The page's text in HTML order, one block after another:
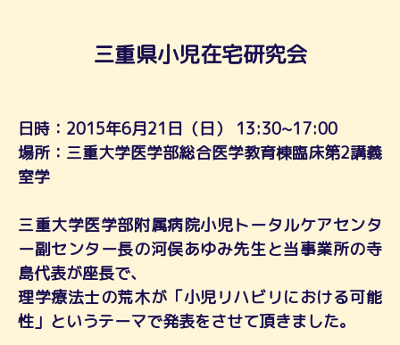
三重県小児在宅研究会
日時：2015年6月21日（日） 13:30~17:00
場所：三重大学医学部総合医学教育棟臨床第2講義
室学
三重大学医学部附属病院小児トータルケアセンタ
ー副センター長の河俣あゆみ先生と当事業所の寺
島代表が座長で、
理学療法士の荒木が「小児リハビリにおける可能
性」というテーマで発表をさせて頂きました。